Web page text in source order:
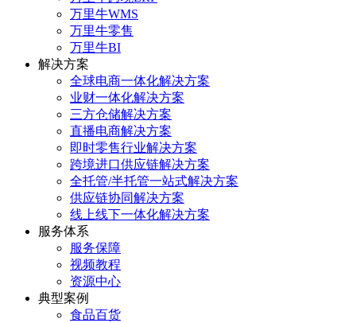
万里牛WMS
万里牛零售
万里牛BI
解决方案
全球电商一体化解决方案
业财一体化解决方案
三方仓储解决方案
直播电商解决方案
即时零售行业解决方案
跨境进口供应链解决方案
全托管/半托管一站式解决方案
供应链协同解决方案
线上线下一体化解决方案
服务体系
服务保障
视频教程
资源中心
典型案例
食品百货